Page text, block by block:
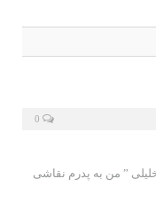
” من به پدرم نقاشی